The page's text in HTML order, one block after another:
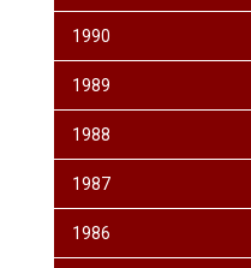
1990
1989
1988
1987
1986